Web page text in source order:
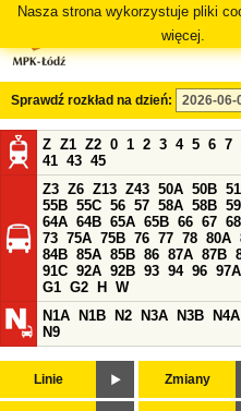
Nasza strona wykorzystuje pliki
więcej.
Sprawdź rozkład na dzień:
Z Z1 Z2 0 1 2 3 4 5 6 7
41 43 45
Z3 Z6 Z13 Z43 50A 50B
55B 55C 56 57 58A 58B 59
64A 64B 65A 65B 66 67 68
73 75A 75B 76 77 78 80A
84B 85A 85B 86 87A 87B
91C 92A 92B 93 94 96 97A
G1 G2 H
W
N1A
N1B N2 N3A N3B N4A
N9
Linie Zmiany